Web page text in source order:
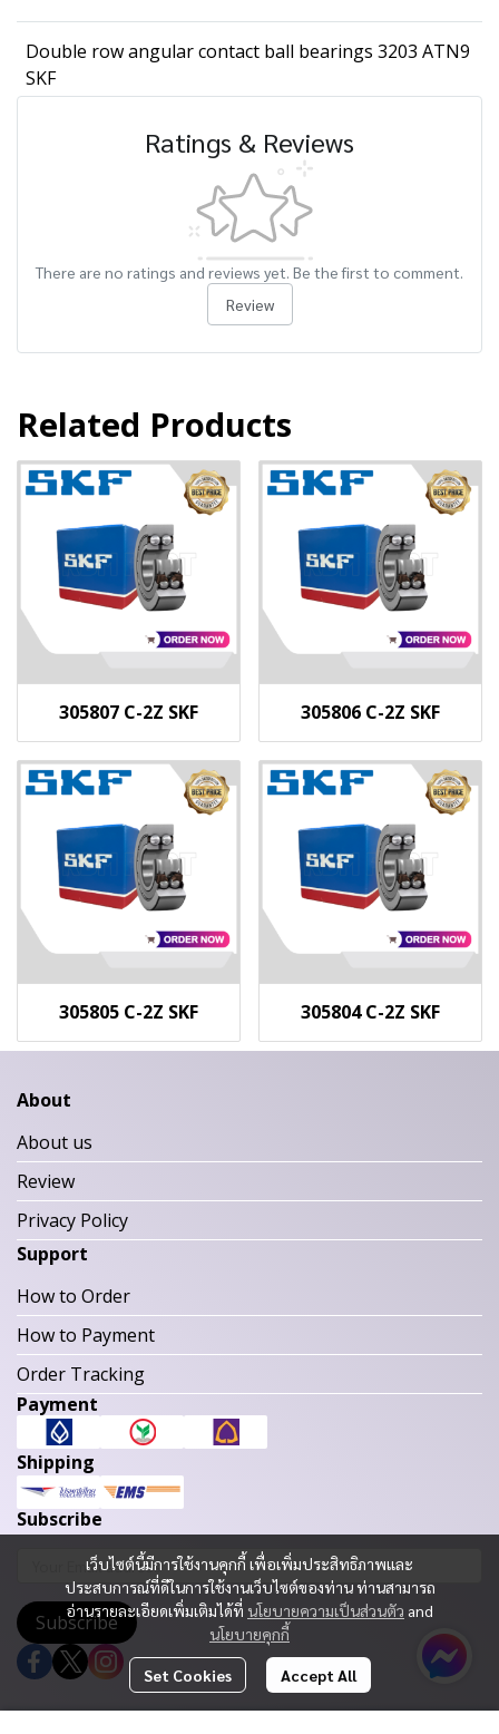
Double row angular contact ball bearings 3203 ATN9
SKF
Ratings & Reviews
There are no ratings and reviews yet. Be the first to comment.
Review
Related Products
305807 C-2Z SKF 305806 C-2Z SKF
305805 C-2Z SKF 305804 C-2Z SKF
เว็บไซต์นี้มีการใช้งานคุกกี้ เพื่อเพิ่มประสิทธิภาพและ
ประสบการณ์ที่ดีในการใช้งานเว็บไซต์ของท่าน ท่านสามารถ
อ่านรายละเอียดเพิ่มเติมได้ที่ นโยบายความเป็นส่วนตัว and
นโยบายคุกกี้
Set Cookies Accept All
About
About us
Review
Privacy Policy
Support
How to Order
How to Payment
Order Tracking
Payment
Shipping
Subscribe
Subscribe